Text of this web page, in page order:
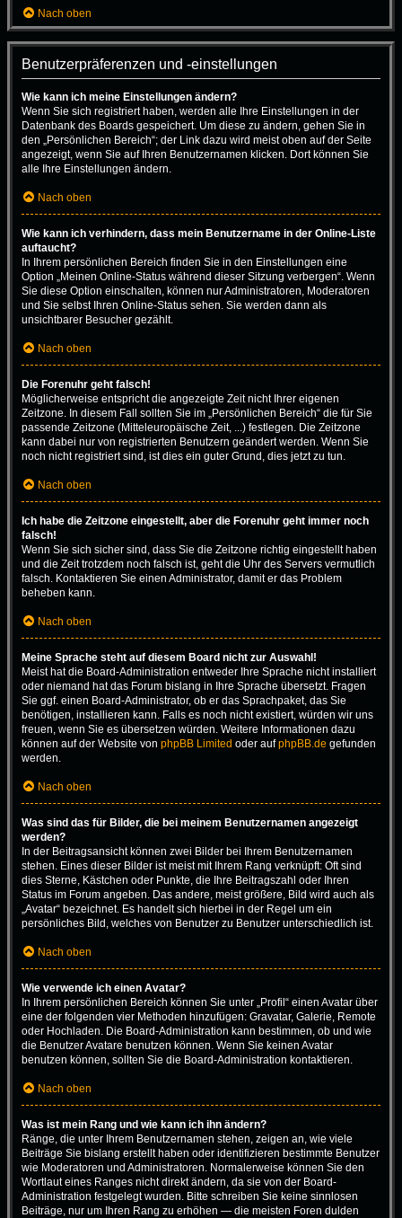
Nach oben
Benutzerpräferenzen und -einstellungen
Wie kann ich meine Einstellungen ändern?
Wenn Sie sich registriert haben, werden alle Ihre Einstellungen in der
Datenbank des Boards gespeichert. Um diese zu ändern, gehen Sie in
den „Persönlichen Bereich“; der Link dazu wird meist oben auf der Seite
angezeigt, wenn Sie auf Ihren Benutzernamen klicken. Dort können Sie
alle Ihre Einstellungen ändern.
Nach oben
Wie kann ich verhindern, dass mein Benutzername in der Online-Liste
auftaucht?
In Ihrem persönlichen Bereich finden Sie in den Einstellungen eine
Option „Meinen Online-Status während dieser Sitzung verbergen“. Wenn
Sie diese Option einschalten, können nur Administratoren, Moderatoren
und Sie selbst Ihren Online-Status sehen. Sie werden dann als
unsichtbarer Besucher gezählt.
Nach oben
Die Forenuhr geht falsch!
Möglicherweise entspricht die angezeigte Zeit nicht Ihrer eigenen
Zeitzone. In diesem Fall sollten Sie im „Persönlichen Bereich“ die für Sie
passende Zeitzone (Mitteleuropäische Zeit, ...) festlegen. Die Zeitzone
kann dabei nur von registrierten Benutzern geändert werden. Wenn Sie
noch nicht registriert sind, ist dies ein guter Grund, dies jetzt zu tun.
Nach oben
Ich habe die Zeitzone eingestellt, aber die Forenuhr geht immer noch
falsch!
Wenn Sie sich sicher sind, dass Sie die Zeitzone richtig eingestellt haben
und die Zeit trotzdem noch falsch ist, geht die Uhr des Servers vermutlich
falsch. Kontaktieren Sie einen Administrator, damit er das Problem
beheben kann.
Nach oben
Meine Sprache steht auf diesem Board nicht zur Auswahl!
Meist hat die Board-Administration entweder Ihre Sprache nicht installiert
oder niemand hat das Forum bislang in Ihre Sprache übersetzt. Fragen
Sie ggf. einen Board-Administrator, ob er das Sprachpaket, das Sie
benötigen, installieren kann. Falls es noch nicht existiert, würden wir uns
freuen, wenn Sie es übersetzen würden. Weitere Informationen dazu
können auf der Website von phpBB Limited oder aufphpBB.de gefunden
werden.
Nach oben
Was sind das für Bilder, die bei meinem Benutzernamen angezeigt
werden?
In der Beitragsansicht können zwei Bilder bei Ihrem Benutzernamen
stehen. Eines dieser Bilder ist meist mit Ihrem Rang verknüpft: Oft sind
dies Sterne, Kästchen oder Punkte, die Ihre Beitragszahl oder Ihren
Status im Forum angeben. Das andere, meist größere, Bild wird auch als
„Avatar“ bezeichnet. Es handelt sich hierbei in der Regel um ein
persönliches Bild, welches von Benutzer zu Benutzer unterschiedlich ist.
Nach oben
Wie verwende ich einen Avatar?
In Ihrem persönlichen Bereich können Sie unter „Profil“ einen Avatar über
eine der folgenden vier Methoden hinzufügen: Gravatar, Galerie, Remote
oder Hochladen. Die Board-Administration kann bestimmen, ob und wie
die Benutzer Avatare benutzen können. Wenn Sie keinen Avatar
benutzen können, sollten Sie die Board-Administration kontaktieren.
Nach oben
Was ist mein Rang und wie kann ich ihn ändern?
Ränge, die unter Ihrem Benutzernamen stehen, zeigen an, wie viele
Beiträge Sie bislang erstellt haben oder identifizieren bestimmte Benutzer
wie Moderatoren und Administratoren. Normalerweise können Sie den
Wortlaut eines Ranges nicht direkt ändern, da sie von der Board-
Administration festgelegt wurden. Bitte schreiben Sie keine sinnlosen
Beiträge, nur um Ihren Rang zu erhöhen — die meisten Foren dulden